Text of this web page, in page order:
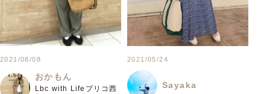
2021/08/08
おかもん
Lbc with Lifeプリコ西
2021/05/24
Sayaka